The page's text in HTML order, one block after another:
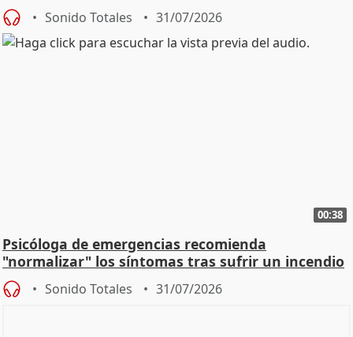
Sonido Totales 31/07/2026
00:38
Psicóloga de emergencias recomienda
"normalizar" los síntomas tras sufrir un incendio
Sonido Totales 31/07/2026